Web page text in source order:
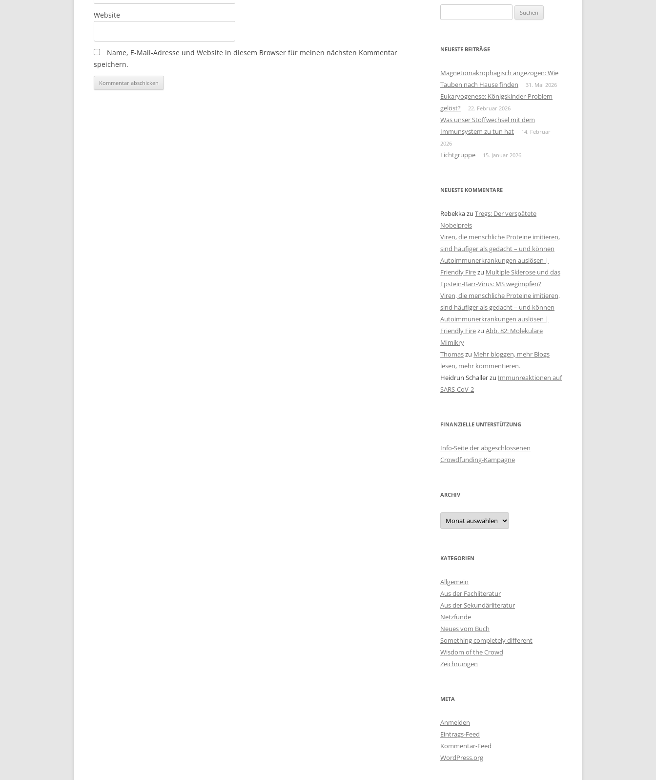
Website
Name, E-Mail-Adresse und Website in diesem Browser für meinen nächsten Kommentar
speichern.
nach:
NEUESTE BEITRÄGE
Magnetomakrophagisch angezogen: Wie
Tauben nach Hause finden
31. Mai 2026
Eukaryogenese: Königskinder-Problem
gelöst?
22. Februar 2026
Was unser Stoffwechsel mit dem
Immunsystem zu tun hat
14. Februar
2026
Lichtgruppe 15. Januar 2026
NEUESTE KOMMENTARE
Rebekkazu Tregs: Der verspätete
Nobelpreis
Viren, die menschliche Proteine imitieren,
sind häufiger als gedacht – und können
Autoimmunerkrankungen auslösen |
Friendly Firezu Multiple Sklerose und das
Epstein-Barr-Virus: MS wegimpfen?
Viren, die menschliche Proteine imitieren,
sind häufiger als gedacht – und können
Autoimmunerkrankungen auslösen |
Friendly Firezu Abb. 82: Molekulare
Mimikry
Thomaszu Mehr bloggen, mehr Blogs
lesen, mehr kommentieren.
Heidrun Schallerzu Immunreaktionen auf
SARS-CoV-2
FINANZIELLE UNTERSTÜTZUNG
Info-Seite der abgeschlossenen
Crowdfunding-Kampagne
ARCHIV
Archiv
KATEGORIEN
Allgemein
Aus der Fachliteratur
Aus der Sekundärliteratur
Netzfunde
Neues vom Buch
Something completely different
Wisdom of the Crowd
Zeichnungen
META
Anmelden
Eintrags-Feed
Kommentar-Feed
WordPress.org